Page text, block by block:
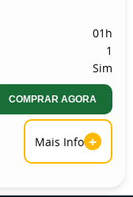
01h
1
Sim
COMPRAR AGORA
Mais Info +